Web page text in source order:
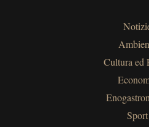
Cultura ed
Sport